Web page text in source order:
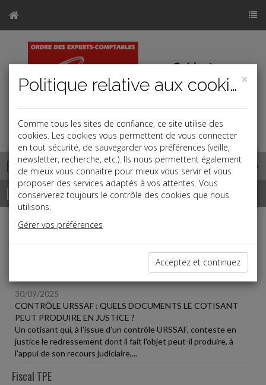
Base documentaire
Dépêches
Liste des dernières dépêches
30/09/2025
CONTRÔLE URSSAF : QUELS DOCUMENTS LE COTISANT
PEUT PRODUIRE EN JUSTICE ?
Un cotisant qui, à l'issue d'un contrôle URSSAF, conteste en
justice le redressement dont il fait l'objet peut-il produire, à
l'appui de son recours judiciaire,...
Fiscal TPE
×
Politique relative aux cookies
Comme tous les sites de confiance, ce site utilise des
cookies. Les cookies vous permettent de vous connecter
en tout sécurité, de sauvegarder vos préférences (veille,
newsletter, recherche, etc.). Ils nous permettent également
de mieux vous connaitre pour mieux vous servir et vous
proposer des services adaptés à vos attentes. Vous
conserverez toujours le contrôle des cookies que nous
utilisons.
Gérer vos préférences
Acceptez et continuez